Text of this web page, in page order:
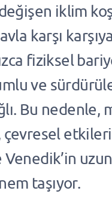
iklim
karşı
fiziksel
ve
Bu nedenle,
çevresel
taşıyor.